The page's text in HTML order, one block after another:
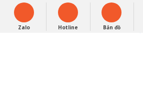
English
0948279988
Zalo Hotline Bản đồ